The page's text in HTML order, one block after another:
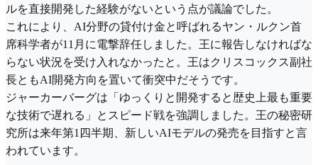
ルを直接開発した経験がないという点が議論でした。
これにより、AI分野の貸付け金と呼ばれるヤン・ルクン首
席科学者が11月に電撃辞任しました。王に報告しなければな
らない状況を受け入れなかったと。王はクリスコックス副社
長ともAI開発方向を置いて衝突中だそうです。
ジャーカーバーグは「ゆっくりと開発すると歴史上最も重要
な技術で遅れる」とスピード戦を強調しました。王の秘密研
究所は来年第1四半期、新しいAIモデルの発売を目指すと言
われています。